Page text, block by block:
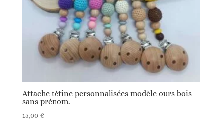
Attache tétine personnalisées modèle ours bois
sans prénom.
15,00 €